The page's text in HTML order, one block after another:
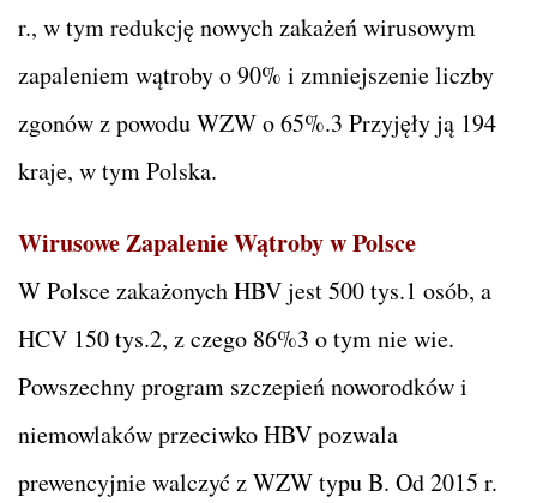
r., w tym redukcję nowych zakażeń wirusowym
zapaleniem wątroby o 90% i zmniejszenie liczby
zgonów z powodu WZW o 65%.3 Przyjęły ją 194
kraje, w tym Polska.
Wirusowe Zapalenie Wątrobyw Polsce
W Polsce zakażonych HBV jest 500 tys.1 osób, a
HCV 150 tys.2, z czego 86%3 o tym nie wie.
Powszechny program szczepień noworodków i
niemowlaków przeciwko HBV pozwala
prewencyjnie walczyć z WZW typu B. Od 2015 r.